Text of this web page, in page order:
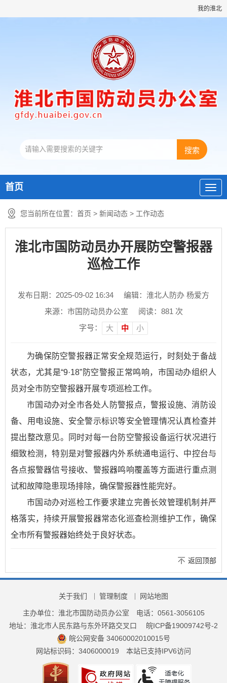
我的淮北
首页
您当前所在位置： 首页 > 新闻动态 > 工作动态
淮北市国防动员办开展防空警报器
巡检工作
发布日期：2025-09-02 16:34
编辑：淮北人防办 杨爱方
来源：市国防动员办公室
阅读： 881 次
字号：
大 中 小
为确保防空警报器正常安全规范运行，时刻处于备战
状态，尤其是“9·18”防空警报正常鸣响，市国动办组织人
员对全市防空警报器开展专项巡检工作。
市国动办对全市各处人防警报点，警报设施、消防设
备、用电设施、安全警示标识等安全管理情况认真检查并
提出整改意见。同时对每一台防空警报设备运行状况进行
细致检测，特别是对警报器内外系统通电运行、中控台与
各点报警器信号接收、警报器鸣响覆盖等方面进行重点测
试和故障隐患现场排除，确保警报器性能完好。
市国动办对巡检工作要求建立完善长效管理机制并严
格落实，持续开展警报器常态化巡查检测维护工作，确保
全市所有警报器始终处于良好状态。
返回顶部
关于我们 管理制度 网站地图
主办单位：淮北市国防动员办公室
电话：0561-3056105
地址：淮北市人民东路与东外环路交叉口
皖ICP备19009742号-2
皖公网安备 34060002010015号
网站标识码：3406000019
本站已支持IPV6访问